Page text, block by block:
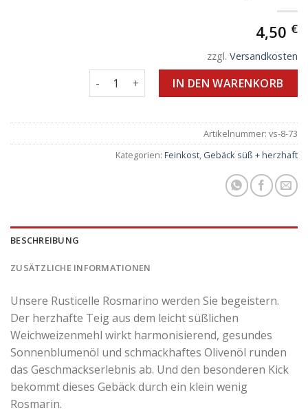
4,50 €
zzgl. Versandkosten
Rustichelle al Rosmarino Italienisches
IN DEN WARENKORB
Artikelnummer: vs-8-73
Kategorien: Feinkost, Gebäck süß + herzhaft
BESCHREIBUNG
ZUSÄTZLICHE INFORMATIONEN
Unsere Rusticelle Rosmarino werden Sie begeistern.
Der herzhafte Teig aus dem leicht süßlichen
Weichweizenmehl wirkt harmonisierend, gesundes
Sonnenblumenöl und schmackhaftes Olivenöl runden
das Geschmackserlebnis ab. Und den besonderen Kick
bekommt dieses Gebäck durch ein klein wenig
Rosmarin.